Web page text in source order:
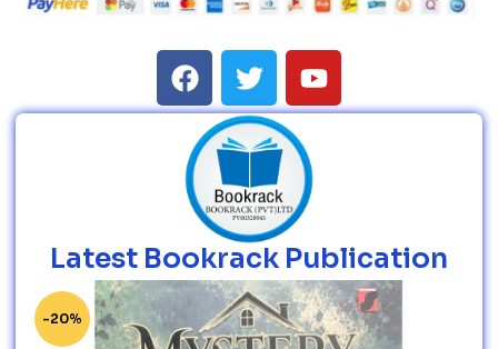
Latest Bookrack Publication
-20%